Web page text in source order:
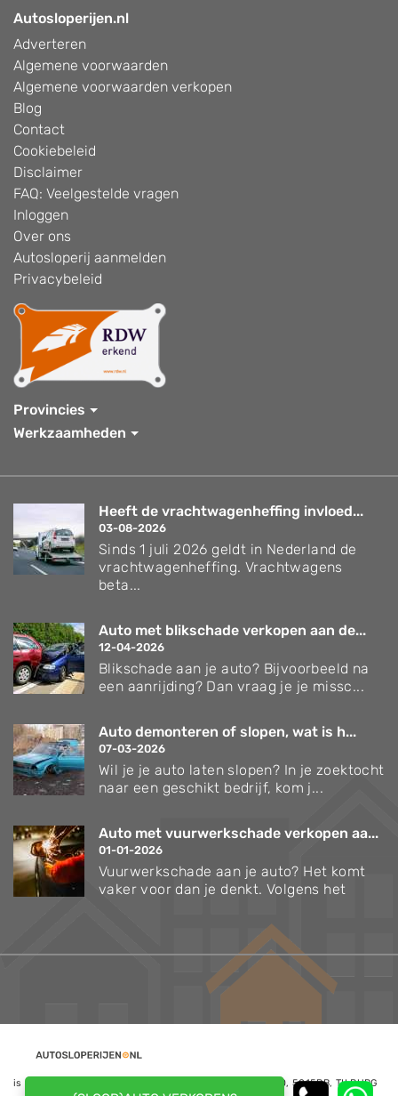
Autosloperijen.nl
Adverteren
Algemene voorwaarden
Algemene voorwaarden verkopen
Blog
Contact
Cookiebeleid
Disclaimer
FAQ: Veelgestelde vragen
Inloggen
Over ons
Autosloperij aanmelden
Privacybeleid
Provincies
Werkzaamheden
Heeft de vrachtwagenheffing invloed...
03-08-2026
Sinds 1 juli 2026 geldt in Nederland de
vrachtwagenheffing. Vrachtwagens
beta...
Auto met blikschade verkopen aan de...
12-04-2026
Blikschade aan je auto? Bijvoorbeeld na
een aanrijding? Dan vraag je je missc...
Auto demonteren of slopen, wat is h...
07-03-2026
Wil je je auto laten slopen? In je zoektocht
naar een geschikt bedrijf, kom j...
Auto met vuurwerkschade verkopen aa...
01-01-2026
Vuurwerkschade aan je auto? Het komt
vaker voor dan je denkt. Volgens het
is een website van NoQ B.V., Kapitein Hatterasstraat 30, 5015BB, TILBURG